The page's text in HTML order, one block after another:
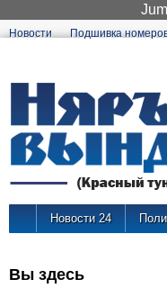
Новости Подшивка
Новости 24
Вы здесь